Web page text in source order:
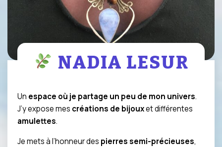
NADIA LESUR
Un espace où je partage un peu de mon univers.
J’y expose mes créations de bijouxet différentes
amulettes.
Je mets à l’honneur des pierres semi-précieuses,